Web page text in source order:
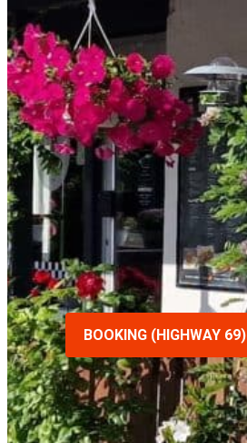
BOOKING (HIGHWAY 69)